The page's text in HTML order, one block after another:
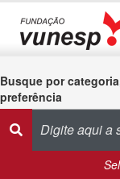
Busque por
preferência